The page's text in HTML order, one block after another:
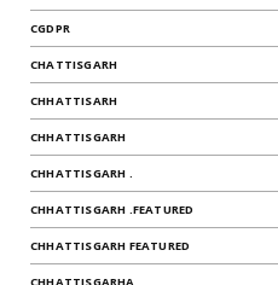
CGDPR
CHATTISGARH
CHHATTISARH
CHHATTISGARH
CHHATTISGARH .
CHHATTISGARH .FEATURED
CHHATTISGARH FEATURED